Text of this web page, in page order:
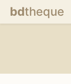
bdtheque